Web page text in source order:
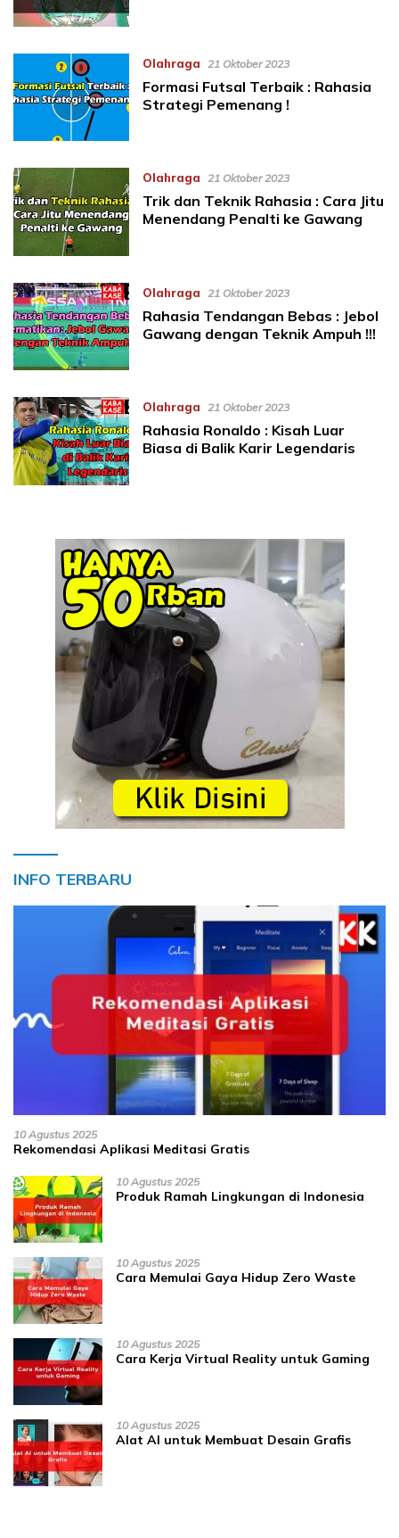
Olahraga 21 Oktober 2023
Formasi Futsal Terbaik : Rahasia
Strategi Pemenang !
Olahraga 21 Oktober 2023
Trik dan Teknik Rahasia : Cara Jitu
Menendang Penalti ke Gawang
Olahraga 21 Oktober 2023
Rahasia Tendangan Bebas : Jebol
Gawang dengan Teknik Ampuh !!!
Olahraga 21 Oktober 2023
Rahasia Ronaldo : Kisah Luar
Biasa di Balik Karir Legendaris
INFO TERBARU
10 Agustus 2025
Rekomendasi Aplikasi Meditasi Gratis
10 Agustus 2025
Produk Ramah Lingkungan di Indonesia
10 Agustus 2025
Cara Memulai Gaya Hidup Zero Waste
10 Agustus 2025
Cara Kerja Virtual Reality untuk Gaming
10 Agustus 2025
Alat AI untuk Membuat Desain Grafis